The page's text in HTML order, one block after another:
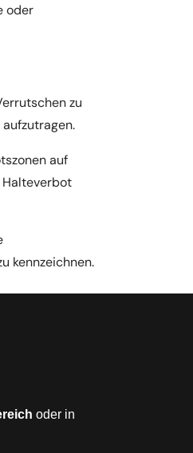
oder
zu
auf
Halteverbot
kennzeichnen.
oder in